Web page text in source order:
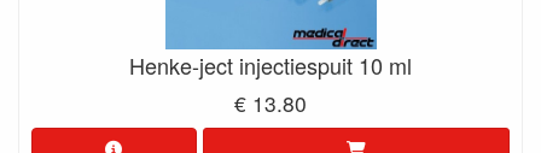
Henke-ject injectiespuit 10 ml
€ 13.80